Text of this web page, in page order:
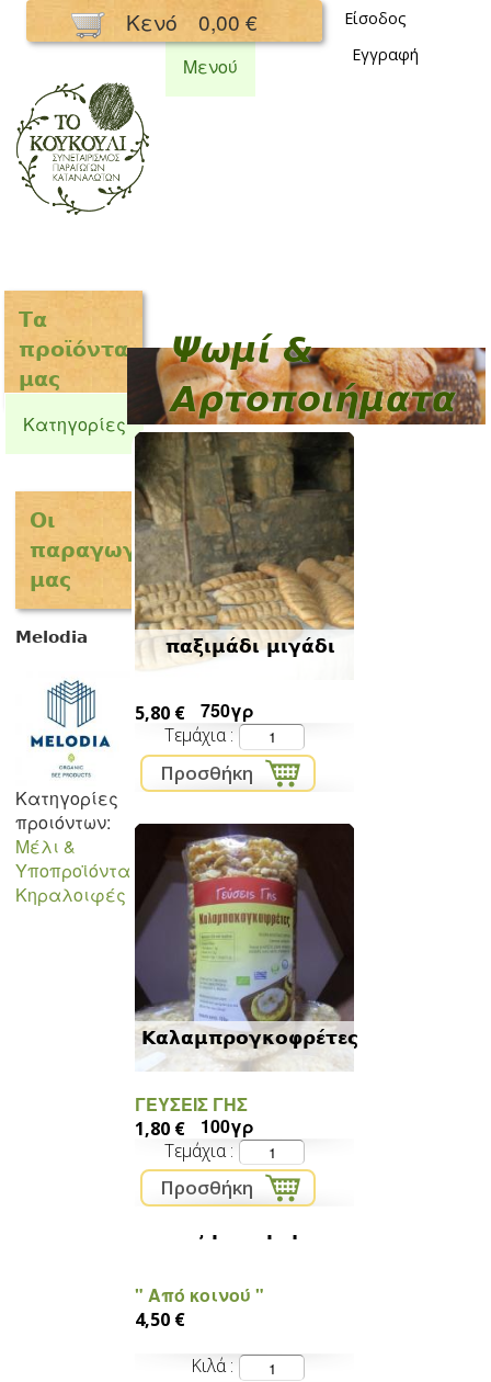
Παράκαμψη
προς το
κυρίως
Κενό 0,00 €
Είσοδος
Εγγραφή
Συνεταιρισμός
Μενού
Τα
προϊόντα
μας
Κατηγορίες
Οι
παραγωγοί
μας
Melodia
Κατηγορίες
προιόντων:
Μέλι &
Υποπροϊόντα
Κηραλοιφές
Ψωμί &
Αρτοποιήματα
παξιμάδι μιγάδι
5,80 € 750γρ
Τεμάχια
Καλαμπρογκοφρέτες
ΓΕΥΣΕΙΣ ΓΗΣ
1,80 € 100γρ
Τεμάχια
" Από κοινού "
4,50 €
Κιλά